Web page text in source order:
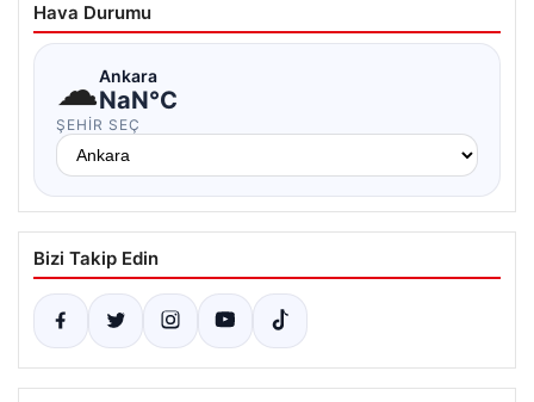
Hava Durumu
☁Ankara
NaN°C
ŞEHIR SEÇ
Bizi Takip Edin